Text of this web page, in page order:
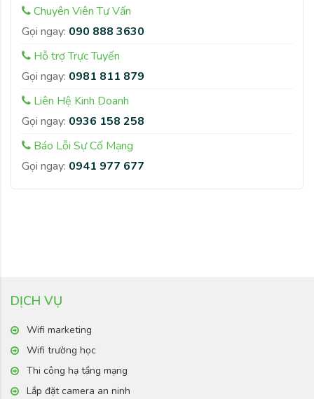
Chuyên Viên Tư Vấn
Gọi ngay: 090 888 3630
Hỗ trợ Trực Tuyến
Gọi ngay: 0981 811 879
Liên Hệ Kinh Doanh
Gọi ngay: 0936 158 258
Báo Lỗi Sự Cố Mạng
Gọi ngay: 0941 977 677
DỊCH VỤ
Wifi marketing
Wifi trường học
Thi công hạ tầng mạng
Lắp đặt camera an ninh